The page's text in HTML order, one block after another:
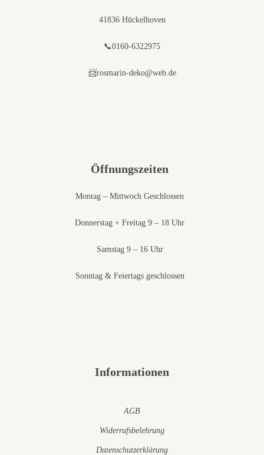
41836 Hückelhoven
📞0160-6322975
📨rosmarin-deko@web.de
Öffnungszeiten
Montag – Mittwoch Geschlossen
Donnerstag + Freitag 9 – 18 Uhr
Samstag 9 – 16 Uhr
Sonntag & Feiertags geschlossen
Informationen
AGB
Widerrufsbelehrung
Datenschutzerklärung